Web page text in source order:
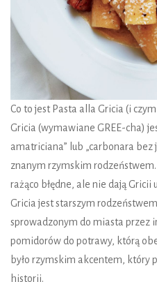
Co to jest Pasta alla Gricia (i
Gricia (wymawiane GREE-cha)
amatriciana” lub „carbonara bez
znanym rzymskim
rażąco błędne, ale nie dają Gricii
Gricia jest starszym
sprowadzonym do miasta przez
pomidorów do potrawy, którą
było rzymskim akcentem, który
historii.